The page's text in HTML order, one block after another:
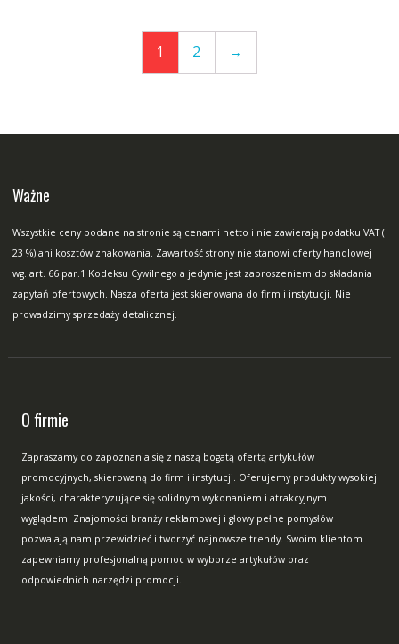
1 2 →
Ważne
Wszystkie ceny podane na stronie są cenami netto i nie zawierają podatku VAT (
23 %) ani kosztów znakowania. Zawartość strony nie stanowi oferty handlowej
wg. art. 66 par.1 Kodeksu Cywilnego a jedynie jest zaproszeniem do składania
zapytań ofertowych. Nasza oferta jest skierowana do firm i instytucji. Nie
prowadzimy sprzedaży detalicznej.
O firmie
Zapraszamy do zapoznania się z naszą bogatą ofertą artykułów
promocyjnych, skierowaną do firm i instytucji. Oferujemy produkty wysokiej
jakości, charakteryzujące się solidnym wykonaniem i atrakcyjnym
wyglądem. Znajomości branży reklamowej i głowy pełne pomysłów
pozwalają nam przewidzieć i tworzyć najnowsze trendy. Swoim klientom
zapewniamy profesjonalną pomoc w wyborze artykułów oraz
odpowiednich narzędzi promocji.